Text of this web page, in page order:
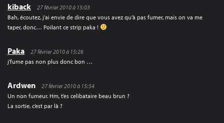
kiback
27 février 2010 à 15:03
Bah, écoutez, j’ai envie de dire que vous avez qu’à pas fumer, mais on va me
taper, donc… Poilant ce strip paka !
Paka
27 février 2010 à 15:26
j’fume pas non plus donc bon …
Ardwen
27 février 2010 à 15:54
Un non fumeur. Hm, t’es celibataire beau brun ?
La sortie, c’est par là ?